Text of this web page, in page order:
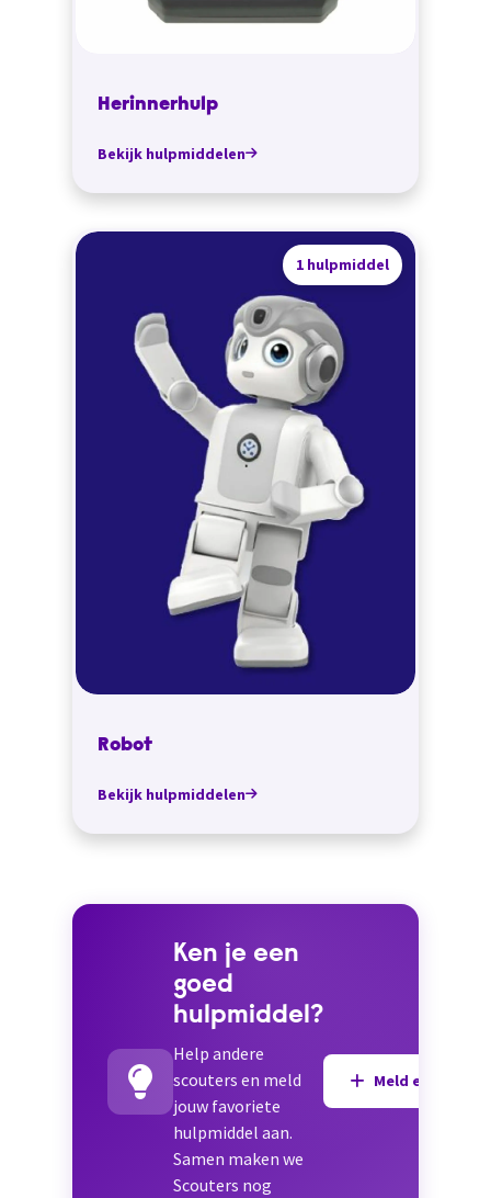
Herinnerhulp
Bekijk hulpmiddelen
1 hulpmiddel
Robot
Bekijk hulpmiddelen
Ken je een
goed
hulpmiddel?
Help andere
scouters en meld
jouw favoriete
hulpmiddel aan.
Samen maken we
Scouters nog
Meld een